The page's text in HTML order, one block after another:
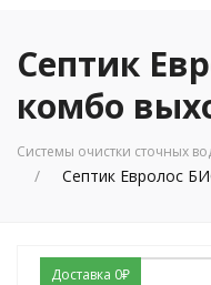
Септик
комбо
Системы очистки сточных
Септик Евролос
Доставка 0₽